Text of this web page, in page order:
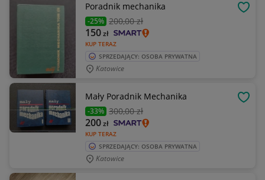
Poradnik mechanika
-25% 200,00 zł
KUP TERAZ
150zł
SPRZEDAJĄCY: OSOBA PRYWATNA
Katowice
Mały Poradnik Mechanika
-33% 300,00 zł
KUP TERAZ
200zł
SPRZEDAJĄCY: OSOBA PRYWATNA
Katowice